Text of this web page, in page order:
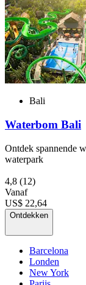
Bali
Waterbom Bali
Ontdek spannende
waterpark
4,8 (12)
Vanaf
US$ 22,64
Ontdekken
Barcelona
Londen
New York